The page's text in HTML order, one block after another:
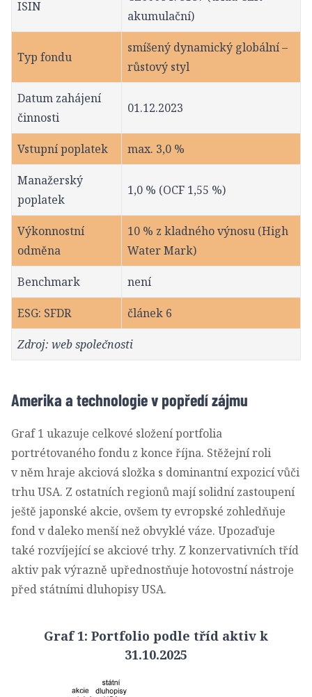
ISIN
akumulační)
Typ fondu
smíšený dynamický globální –
růstový styl
Datum zahájení
činnosti
01.12.2023
Vstupní poplatek max. 3,0 %
Manažerský
poplatek
1,0 % (OCF 1,55 %)
Výkonnostní
odměna
10 % z kladného výnosu (High
Water Mark)
Benchmark není
ESG: SFDR článek 6
Zdroj: web společnosti
Amerika a technologie v popředí zájmu
Graf 1 ukazuje celkové složení portfolia
portrétovaného fondu z konce října. Stěžejní roli
v něm hraje akciová složka s dominantní expozicí vůči
trhu USA. Z ostatních regionů mají solidní zastoupení
ještě japonské akcie, ovšem ty evropské zohledňuje
fond v daleko menší než obvyklé váze. Upozaďuje
také rozvíjející se akciové trhy. Z konzervativních tříd
aktiv pak výrazně upřednostňuje hotovostní nástroje
před státními dluhopisy USA.
Graf 1: Portfolio podle tříd aktiv k
31.10.2025